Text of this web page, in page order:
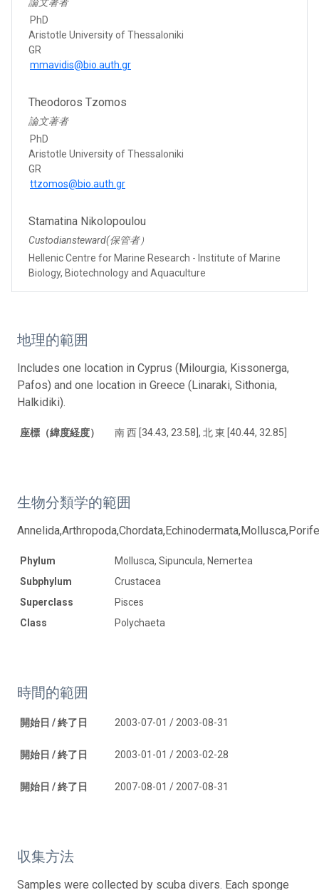
PhD
Aristotle University of Thessaloniki
GR
mmavidis@bio.auth.gr
Theodoros Tzomos
論文著者
PhD
Aristotle University of Thessaloniki
GR
ttzomos@bio.auth.gr
Stamatina Nikolopoulou
Custodiansteward(保管者）
Hellenic Centre for Marine Research - Institute of Marine
Biology, Biotechnology and Aquaculture
地理的範囲
Includes one location in Cyprus (Milourgia, Kissonerga,
Pafos) and one location in Greece (Linaraki, Sithonia,
Halkidiki).
座標（緯度経度） 南 西 [34.43, 23.58], 北 東 [40.44, 32.85]
生物分類学的範囲
Phylum
Mollusca, Sipuncula, Nemertea
Subphylum
Crustacea
Superclass
Pisces
Class
Polychaeta
時間的範囲
開始日 / 終了日 2003-07-01 / 2003-08-31
開始日 / 終了日 2003-01-01 / 2003-02-28
開始日 / 終了日 2007-08-01 / 2007-08-31
収集方法
Samples were collected by scuba divers. Each sponge